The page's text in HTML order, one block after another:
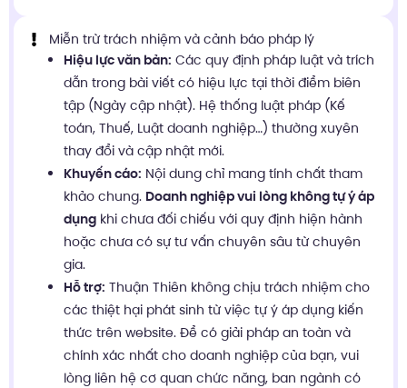
Miễn trừ trách nhiệm và cảnh báo pháp lý
Hiệu lực văn bản: Các quy định pháp luật và trích
dẫn trong bài viết có hiệu lực tại thời điểm biên
tập (Ngày cập nhật). Hệ thống luật pháp (Kế
toán, Thuế, Luật doanh nghiệp…) thường xuyên
thay đổi và cập nhật mới.
Khuyến cáo: Nội dung chỉ mang tính chất tham
khảo chung. Doanh nghiệp vui lòng không tự ý áp
dụng khi chưa đối chiếu với quy định hiện hành
hoặc chưa có sự tư vấn chuyên sâu từ chuyên
gia.
Hỗ trợ: Thuận Thiên không chịu trách nhiệm cho
các thiệt hại phát sinh từ việc tự ý áp dụng kiến
thức trên website. Để có giải pháp an toàn và
chính xác nhất cho doanh nghiệp của bạn, vui
lòng liên hệ cơ quan chức năng, ban ngành có